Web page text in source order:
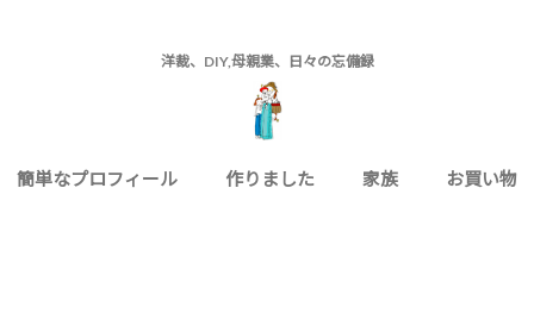
洋裁、DIY,母親業、日々の忘備録
簡単なプロフィール 作りました 家族 お買い物